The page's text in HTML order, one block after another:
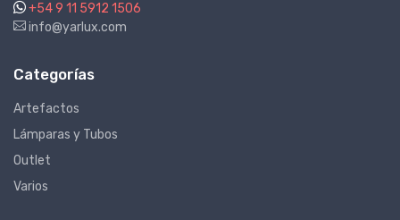
+54 9 11 5912 1506
info@yarlux.com
Categorías
Artefactos
Lámparas y Tubos
Outlet
Varios